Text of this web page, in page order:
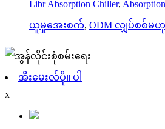
Libr Absorption Chiller,
ယူမှုအေးစက်, ODM လျှပ်စစ်မ
အီးမေးလ်ပို။ ပါ
x